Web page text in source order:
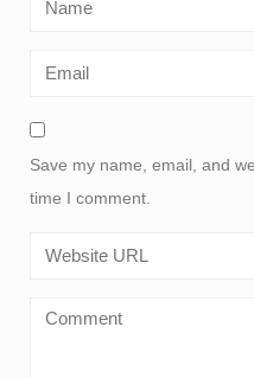
Save my name, email, and
time I comment.